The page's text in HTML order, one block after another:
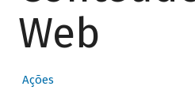
Web
Ações